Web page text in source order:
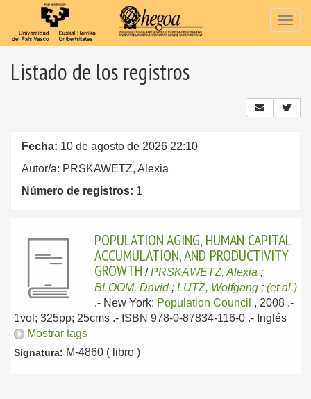
Listado de los registros
Fecha: 10 de agosto de 2026 22:10
Autor/a: PRSKAWETZ, Alexia
Número de registros: 1
POPULATION AGING, HUMAN CAPITAL
ACCUMULATION, AND PRODUCTIVITY
GROWTH /PRSKAWETZ, Alexia ;
BLOOM, David; LUTZ, Wolfgang ; (et al.)
.- New York: Population Council , 2008 .-
1vol; 325pp; 25cms .- ISBN 978-0-87834-116-0 .- Inglés
Mostrar tags
Signatura: M-4860 ( libro )